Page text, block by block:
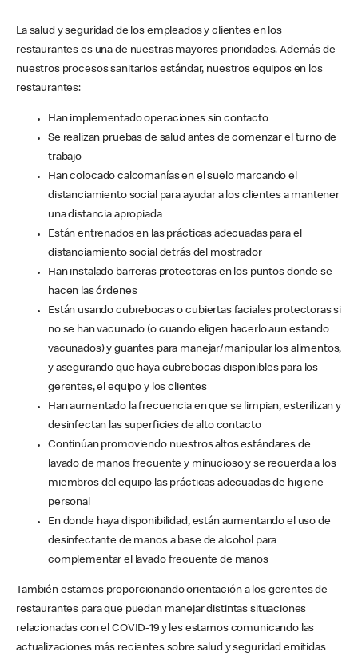
La salud y seguridad de los empleados y clientes en los
restaurantes es una de nuestras mayores prioridades. Además de
nuestros procesos sanitarios estándar, nuestros equipos en los
restaurantes:
Han implementado operaciones sin contacto
Se realizan pruebas de salud antes de comenzar el turno de
trabajo
Han colocado calcomanías en el suelo marcando el
distanciamiento social para ayudar a los clientes a mantener
una distancia apropiada
Están entrenados en las prácticas adecuadas para el
distanciamiento social detrás del mostrador
Han instalado barreras protectoras en los puntos donde se
hacen las órdenes
Están usando cubrebocas o cubiertas faciales protectoras si
no se han vacunado (o cuando eligen hacerlo aun estando
vacunados) y guantes para manejar/manipular los alimentos,
y asegurando que haya cubrebocas disponibles para los
gerentes, el equipo y los clientes
Han aumentado la frecuencia en que se limpian, esterilizan y
desinfectan las superficies de alto contacto
Continúan promoviendo nuestros altos estándares de
lavado de manos frecuente y minucioso y se recuerda a los
miembros del equipo las prácticas adecuadas de higiene
personal
En donde haya disponibilidad, están aumentando el uso de
desinfectante de manos a base de alcohol para
complementar el lavado frecuente de manos
También estamos proporcionando orientación a los gerentes de
restaurantes para que puedan manejar distintas situaciones
relacionadas con el COVID-19 y les estamos comunicando las
actualizaciones más recientes sobre salud y seguridad emitidas